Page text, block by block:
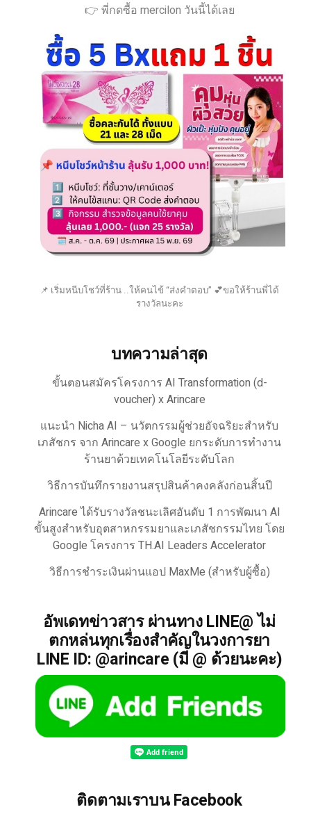
👉 พี่กดซื้อ mercilon วันนี้ได้เลย
📌 เริ่มหนีบโชว์ที่ร้าน ..ให้คนไข้ “ส่งคำตอบ” 💕ขอให้ร้านพี่ได้
รางวัลนะคะ
บทความล่าสุด
ขั้นตอนสมัครโครงการ AI Transformation (d-
voucher) x Arincare
แนะนำ Nicha AI – นวัตกรรมผู้ช่วยอัจฉริยะสำหรับ
เภสัชกร จาก Arincare x Google ยกระดับการทำงาน
ร้านยาด้วยเทคโนโลยีระดับโลก
วิธีการบันทึกรายงานสรุปสินค้าคงคลังก่อนสิ้นปี
Arincare ได้รับรางวัลชนะเลิศอันดับ 1 การพัฒนา AI
ขั้นสูงสำหรับอุตสาหกรรมยาและเภสัชกรรมไทย โดย
Google โครงการ TH.AI Leaders Accelerator
วิธีการชำระเงินผ่านแอป MaxMe (สำหรับผู้ซื้อ)
อัพเดทข่าวสาร ผ่านทาง LINE@ ไม่
ตกหล่นทุกเรื่องสำคัญในวงการยา
LINE ID: @arincare (มี @ ด้วยนะคะ)
ติดตามเราบน Facebook